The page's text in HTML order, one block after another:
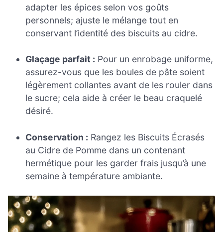
adapter les épices selon vos goûts
personnels; ajuste le mélange tout en
conservant l’identité des biscuits au cidre.
Glaçage parfait : Pour un enrobage uniforme,
assurez-vous que les boules de pâte soient
légèrement collantes avant de les rouler dans
le sucre; cela aide à créer le beau craquelé
désiré.
Conservation : Rangez les Biscuits Écrasés
au Cidre de Pomme dans un contenant
hermétique pour les garder frais jusqu’à une
semaine à température ambiante.